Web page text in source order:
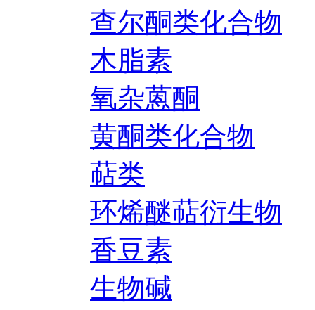
查尔酮类化合物
木脂素
氧杂蒽酮
黄酮类化合物
萜类
环烯醚萜衍生物
香豆素
生物碱